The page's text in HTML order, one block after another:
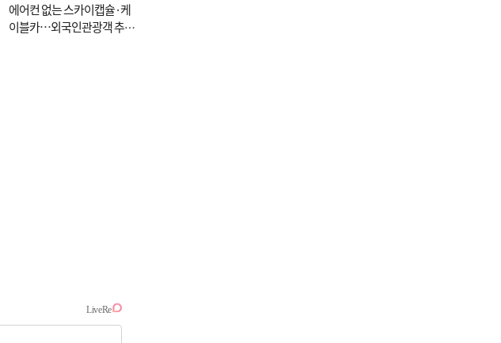
에어컨 없는 스카이캡슐·케
이블카…외국인관광객 추억